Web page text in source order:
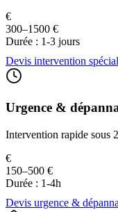
€
300–1500 €
Durée : 1-3 jours
Devis intervention
Urgence &
Intervention rapide sous
€
150–500 €
Durée : 1-4h
Devis urgence &